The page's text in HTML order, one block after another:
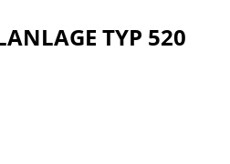
TYP 520